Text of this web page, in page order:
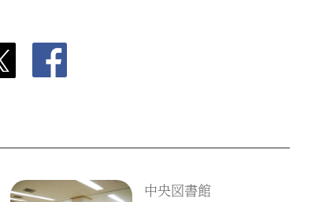
中央図書館